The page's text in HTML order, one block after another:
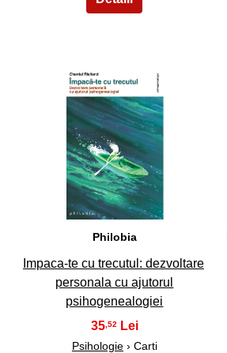
24
Philobia
Impaca-te cu trecutul: dezvoltare
personala cu ajutorul
psihogenealogiei
35,52
Psihologie› Carti